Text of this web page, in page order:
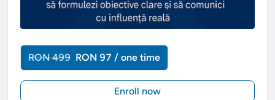
RON 499 RON 97 / one time
Enroll now